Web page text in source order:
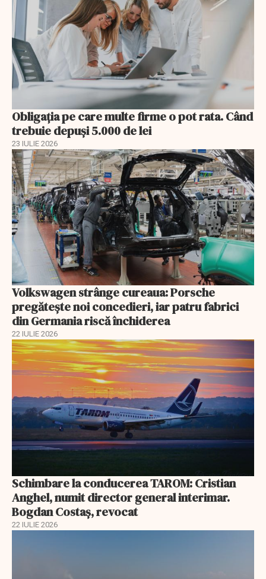
Obligația pe care multe firme o pot rata. Când
trebuie depuși 5.000 de lei
23 IULIE 2026
Volkswagen strânge cureaua: Porsche
pregătește noi concedieri, iar patru fabrici
din Germania riscă închiderea
22 IULIE 2026
Schimbare la conducerea TAROM: Cristian
Anghel, numit director general interimar.
Bogdan Costaș, revocat
22 IULIE 2026